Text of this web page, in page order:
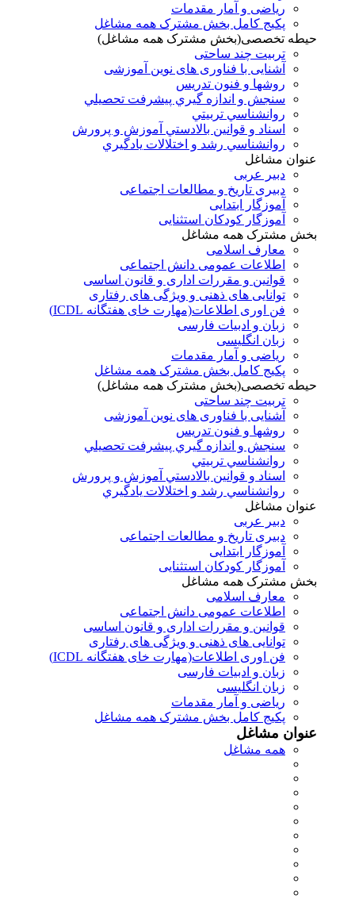
ریاضی و آمار مقدمات
پکیج کامل بخش مشترک همه مشاغل
حیطه تخصصی(بخش مشترک همه مشاغل)
تربیت چند ساحتی
آشنایی با فناوری های نوین آموزشی
روشها و فنون تدريس
سنجش و اندازه گيري پيشرفت تحصيلي
روانشناسي تربيتي
اسناد و قوانين بالادستي آموزش و پرورش
روانشناسي رشد و اختلالات يادگيري
عنوان مشاغل
دبير عربی
دبیری تاریخ و مطالعات اجتماعی
آموزگار ابتدایی
آموزگار کودکان استثنایی
بخش مشترک همه مشاغل
معارف اسلامی
اطلاعات عمومی دانش اجتماعی
قوانین و مقررات اداری و قانون اساسی
توانایی های ذهنی و ویژگی های رفتاری
فن اوری اطلاعات(مهارت خای هفتگانه ICDL)
زبان و ادبیات فارسی
زبان انگلیسی
ریاضی و آمار مقدمات
پکیج کامل بخش مشترک همه مشاغل
حیطه تخصصی(بخش مشترک همه مشاغل)
تربیت چند ساحتی
آشنایی با فناوری های نوین آموزشی
روشها و فنون تدريس
سنجش و اندازه گيري پيشرفت تحصيلي
روانشناسي تربيتي
اسناد و قوانين بالادستي آموزش و پرورش
روانشناسي رشد و اختلالات يادگيري
عنوان مشاغل
دبير عربی
دبیری تاریخ و مطالعات اجتماعی
آموزگار ابتدایی
آموزگار کودکان استثنایی
بخش مشترک همه مشاغل
معارف اسلامی
اطلاعات عمومی دانش اجتماعی
قوانین و مقررات اداری و قانون اساسی
توانایی های ذهنی و ویژگی های رفتاری
فن اوری اطلاعات(مهارت خای هفتگانه ICDL)
زبان و ادبیات فارسی
زبان انگلیسی
ریاضی و آمار مقدمات
پکیج کامل بخش مشترک همه مشاغل
عنوان مشاغل
همه مشاغل